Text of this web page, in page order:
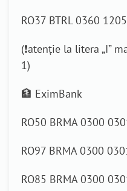
RO37 BTRL 0360
(❗atenție la litera „I”
1)
🏦 EximBank
RO50 BRMA 0300
RO97 BRMA 0300
RO85 BRMA 0300